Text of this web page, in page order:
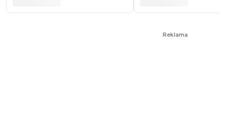
Reklama